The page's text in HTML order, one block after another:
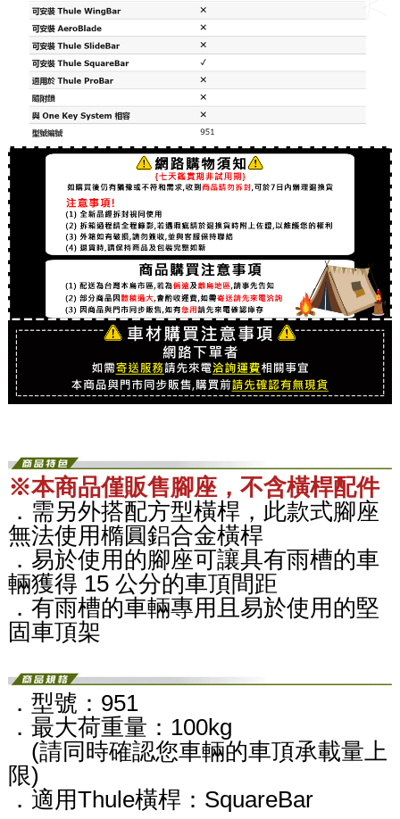
※本商品僅販售腳座，不含橫桿配件
．需另外搭配方型橫桿，此款式腳座
無法使用橢圓鋁合金橫桿
．易於使用的腳座可讓具有雨槽的車
輛獲得 15 公分的車頂間距
．有雨槽的車輛專用且易於使用的堅
固車頂架
．型號：951
．最大荷重量： 100kg​
(請同時確認您車輛的車頂承載量上
限)
．適用Thule橫桿：SquareBar